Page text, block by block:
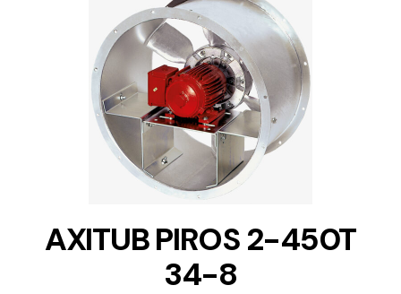
DETAILS
AXITUB PIROS 2-450T
34-8